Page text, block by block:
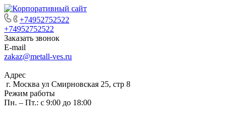
+74952752522
+74952752522
Заказать звонок
E-mail
zakaz@metall-ves.ru
Адрес
г. Москва ул Смирновская 25, стр 8
Режим работы
Пн. – Пт.: с 9:00 до 18:00